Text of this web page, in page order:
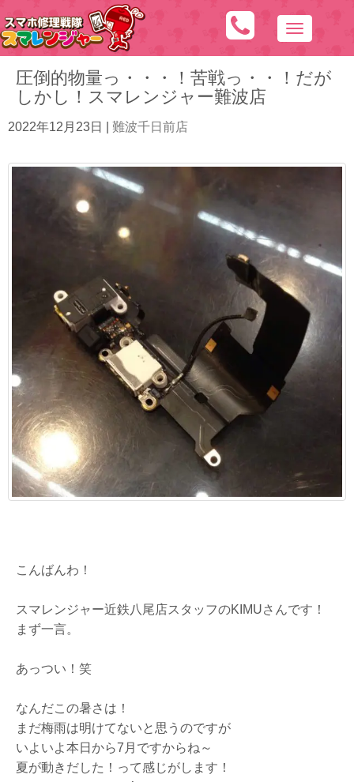
N
a
v
t
圧倒的物量っ・・・！苦戦っ・・！だが
しかし！スマレンジャー難波店
2022年12月23日 難波千日前店
こんばんわ！
スマレンジャー近鉄八尾店スタッフのKIMUさんです！
まず一言。
あっつい！笑
なんだこの暑さは！
まだ梅雨は明けてないと思うのですが
いよいよ本日から7月ですからね～
夏が動きだした！って感じがします！